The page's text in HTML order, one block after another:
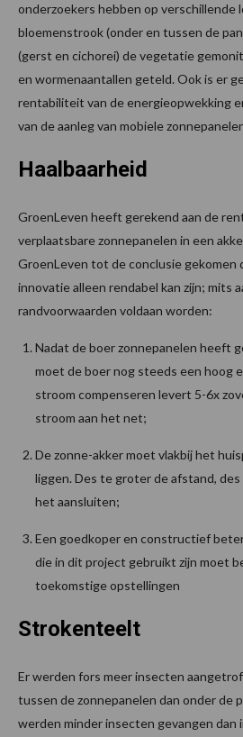
onderzoekers hebben op verschillende
bloemenstrook (onder en tussen de
(gerst en cichorei) de vegetatie
en wormenaantallen geteld. Ook is er
rentabiliteit van de energieopwekking
van de aanleg van mobiele
Haalbaarheid
GroenLeven heeft gerekend aan de
verplaatsbare zonnepanelen in een
GroenLeven tot de conclusie gekomen
innovatie alleen rendabel kan zijn; mits
randvoorwaarden voldaan worden:
Nadat de boer zonnepanelen heeft
moet de boer nog steeds een hoog
stroom compenseren levert 5-6x
stroom aan het net;
De zonne-akker moet vlakbij het
liggen. Des te groter de afstand,
het aansluiten;
Een goedkoper en constructief
die in dit project gebruikt zijn moet
toekomstige opstellingen
Strokenteelt
Er werden fors meer insecten
tussen de zonnepanelen dan onder de
werden minder insecten gevangen dan